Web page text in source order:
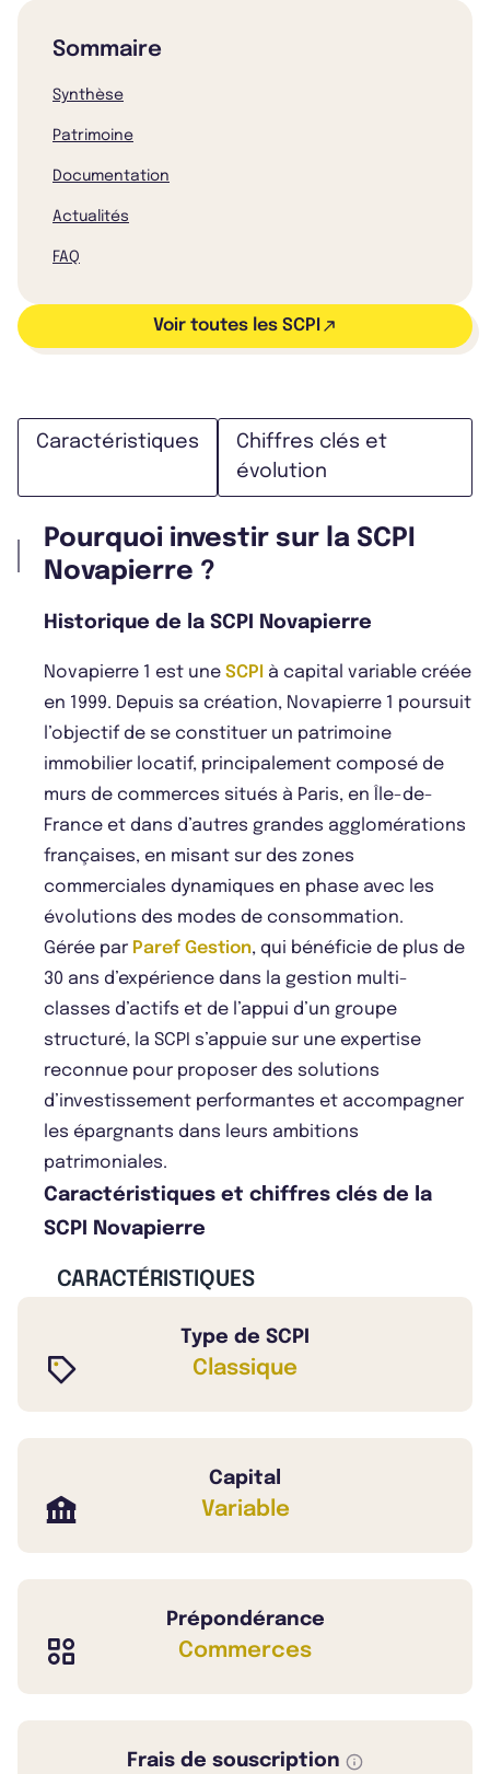
Sommaire
Synthèse
Patrimoine
Documentation
Actualités
FAQ
Voir toutes les SCPI
Caractéristiques
Chiffres clés et
évolution
Pourquoi investir sur la SCPI
Novapierre ?
Historique de la SCPI Novapierre
Novapierre 1 est une SCPI à capital variable créée
en 1999. Depuis sa création, Novapierre 1 poursuit
l’objectif de se constituer un patrimoine
immobilier locatif, principalement composé de
murs de commerces situés à Paris, en Île-de-
France et dans d’autres grandes agglomérations
françaises, en misant sur des zones
commerciales dynamiques en phase avec les
évolutions des modes de consommation.
Gérée par Paref Gestion, qui bénéficie de plus de
30 ans d’expérience dans la gestion multi-
classes d’actifs et de l’appui d’un groupe
structuré, la SCPI s’appuie sur une expertise
reconnue pour proposer des solutions
d’investissement performantes et accompagner
les épargnants dans leurs ambitions
patrimoniales.
Caractéristiques et chiffres clés de la
SCPI Novapierre
CARACTÉRISTIQUES
Type de SCPI
Classique
Capital
Variable
Prépondérance
Commerces
Frais de souscription